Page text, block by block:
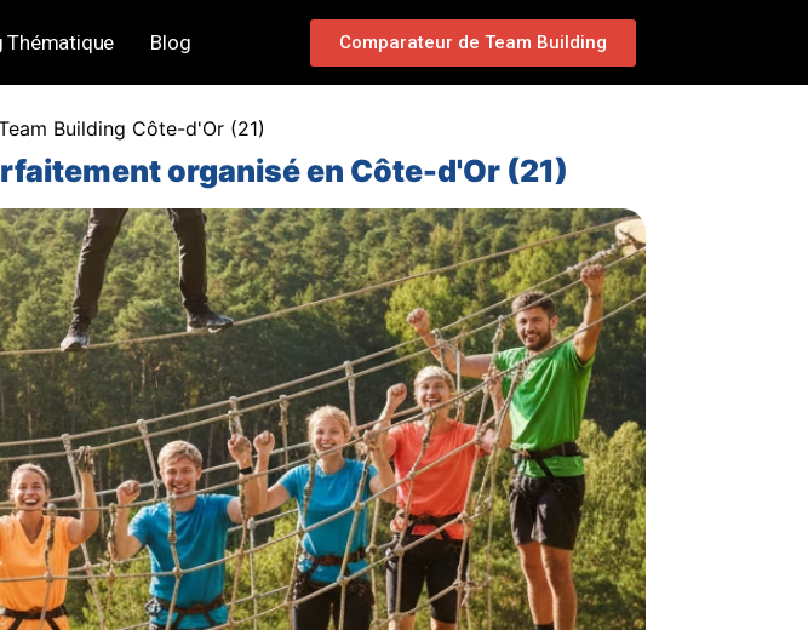
Thématique Blog Comparateur de Team Building
Building Côte-d'Or (21)
organisé en Côte-d'Or (21)